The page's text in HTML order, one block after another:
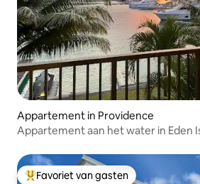
Appartement in Providence
Appartement aan het water in Eden
Topfavoriet van gasten
Favoriet van gasten